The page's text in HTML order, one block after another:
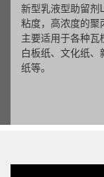
新型乳液型助留剂
粘度，高浓度的聚
主要适用于各种瓦
白板纸、文化纸
纸等。